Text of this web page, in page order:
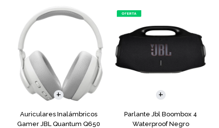
Auriculares Inalámbricos
Gamer JBL Quantum Q650
Parlante Jbl Boombox 4
Waterproof Negro